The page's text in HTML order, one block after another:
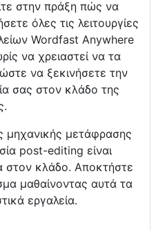
στην πράξη πώς να
όλες τις λειτουργίες
Wordfast Anywhere
να χρειαστεί να τα
να ξεκινήσετε την
σας στον κλάδο της
μηχανικής μετάφρασης
post-editing είναι
στον κλάδο. Αποκτήστε
μαθαίνοντας αυτά τα
εργαλεία.